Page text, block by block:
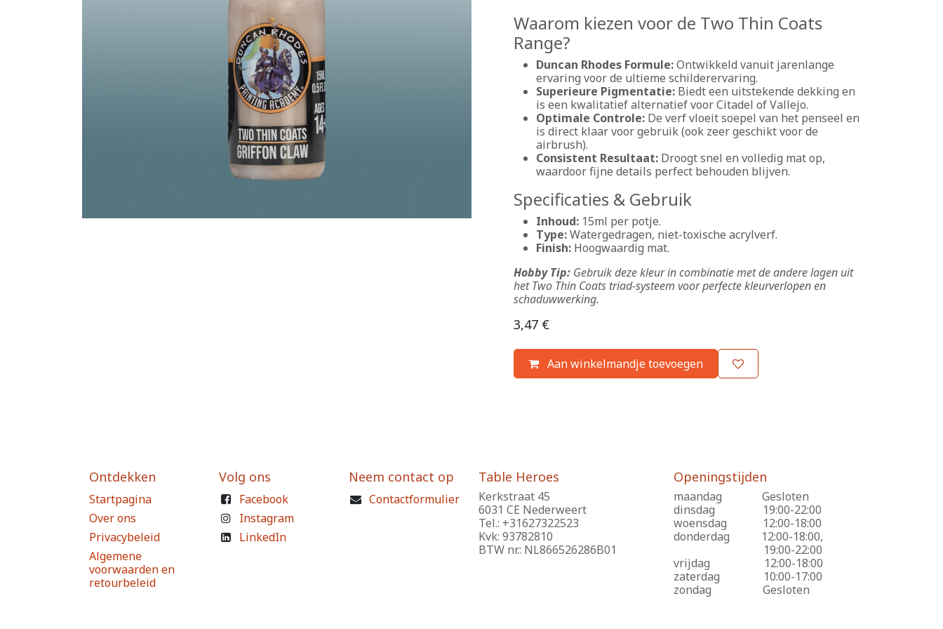
Waarom kiezen voor de Two Thin Coats
Range?
Duncan Rhodes Formule:Ontwikkeld vanuit jarenlange
ervaring voor de ultieme schilderervaring.
Superieure Pigmentatie: Biedt een uitstekende dekking en
is een kwalitatief alternatief voor Citadel of Vallejo.
Optimale Controle: De verf vloeit soepel van het penseel en
is direct klaar voor gebruik (ook zeer geschikt voor de
airbrush).
Consistent Resultaat: Droogt snel en volledig mat op,
waardoor fijne details perfect behouden blijven.
Specificaties & Gebruik
Inhoud: 15ml per potje.
Type:Watergedragen, niet-toxische acrylverf.
Finish: Hoogwaardig mat.
Hobby Tip: Gebruik deze kleur in combinatie met de andere lagen uit
het Two Thin Coats triad-systeem voor perfecte kleurverlopen en
schaduwwerking.
3,47 €
Aan winkelmandje toevoegen
Ontdekken
Startpagina
Over ons
Privacybeleid
Algemene
voorwaarden en
retourbeleid
Volg ons
Facebook
Instagram
LinkedIn
Neem contact op
Contactformulier
Table Heroes
Kerkstraat 45
6031 CE Nederweert
Tel.: +31627322523
Kvk: 93782810
BTW nr.: NL866526286B01
Openingstijden
maandag
​Gesloten
dinsdag
​19:00-22:00
woensdag
​12:00-18:00
donderdag
​12:00-18:00,
​19:00-22:00
vrijdag
​12:00-18:00
zaterdag
​10:00-17:00
zondag
​Gesloten